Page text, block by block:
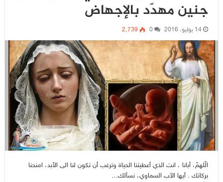
جنين مهدّد بالإجهاض
14 يوليو، 2016 0 2٬739
الّلهمّ، أبانا ، انت الذي أعطيتنا الحياة وترغب أن تكون لنا الى الأبد، امنحنا
بركاتك . أيها الآب السماوي، نسألك…